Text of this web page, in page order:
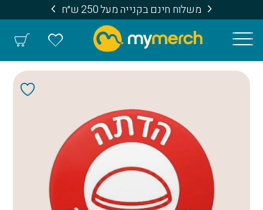
משלוח חינם בקנייה מעל 250 ש״ח